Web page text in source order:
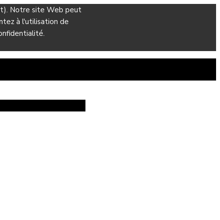
Notre site Web peut
à l'utilisation de